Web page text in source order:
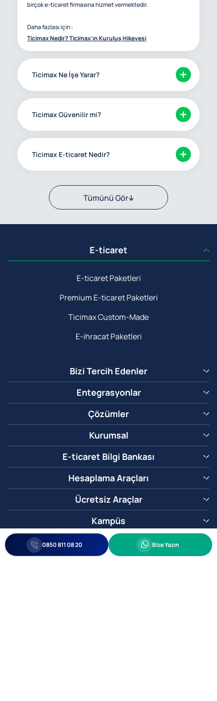
birçok e-ticaret firmasına hizmet vermektedir.
Daha fazlası için :
Ticimax Nedir? Ticimax'ın Kuruluş Hikayesi
Ticimax Ne İşe Yarar?
Ticimax Güvenilir mi?
Ticimax E-ticaret Nedir?
Tümünü Gör
E-ticaret
E-ticaret Paketleri
Premium E-ticaret Paketleri
Ticimax Custom-Made
E-ihracat Paketleri
Bizi Tercih Edenler
Entegrasyonlar
Çözümler
Kurumsal
E-ticaret Bilgi Bankası
Hesaplama Araçları
Ücretsiz Araçlar
Kampüs
0850 811 08 20 Whatsapp
Bize Yazın
0850 811 08 20